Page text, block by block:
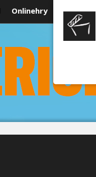
Onlinehry Rozprávky
RECENZIE